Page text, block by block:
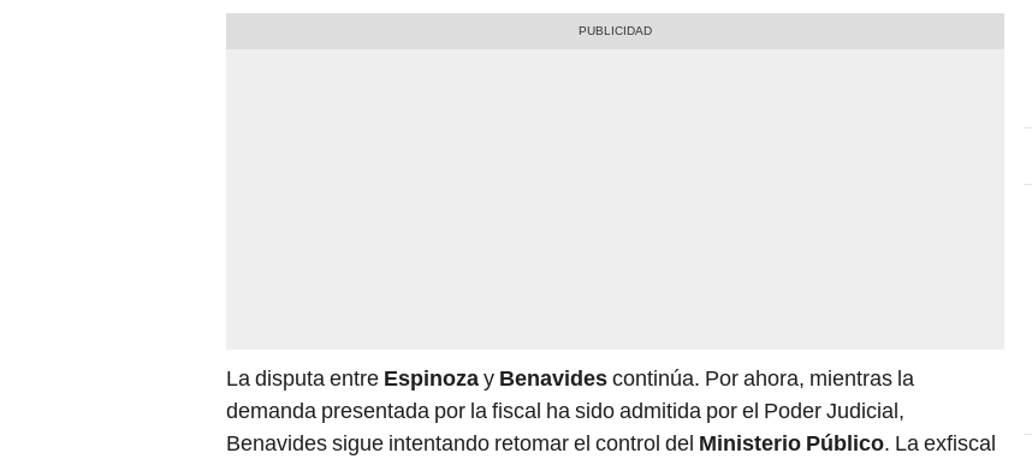
La disputa entre Espinozay Benavidescontinúa. Por ahora, mientras la
demanda presentada por la fiscal ha sido admitida por el Poder Judicial,
Benavides sigue intentando retomar el control del Ministerio Público. La exfiscal